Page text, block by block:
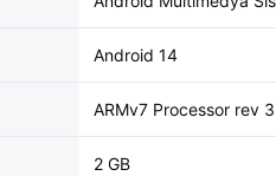
Android 14
ARMv7 Processor rev
2 GB